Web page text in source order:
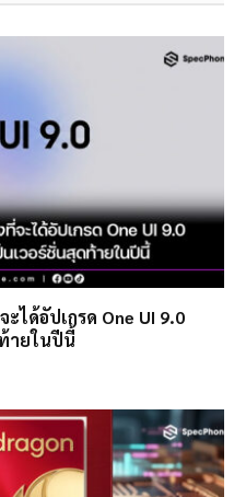
ได้อัปเกรด One UI 9.0
ายในปีนี้